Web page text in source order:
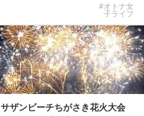
#オトナ女
子ライフ
サザンビーチちがさき花火大会